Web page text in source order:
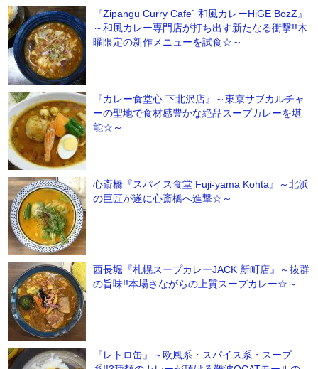
『Zipangu Curry Cafe` 和風カレーHiGE BozZ』
～和風カレー専門店が打ち出す新たなる衝撃!!木
曜限定の新作メニューを試食☆～
『カレー食堂心 下北沢店』～東京サブカルチャ
ーの聖地で食材感豊かな絶品スープカレーを堪
能☆～
心斎橋『スパイス食堂 Fuji-yama Kohta』～北浜
の巨匠が遂に心斎橋へ進撃☆～
西長堀『札幌スープカレーJACK 新町店』～抜群
の旨味!!本場さながらの上質スープカレー☆～
『レトロ缶』～欧風系・スパイス系・スープ